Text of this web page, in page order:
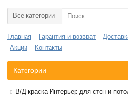
Все категории
Главная Гарантия и возврат
Акции
Контакты
Категории
В/Д краска Интерьер для стен и